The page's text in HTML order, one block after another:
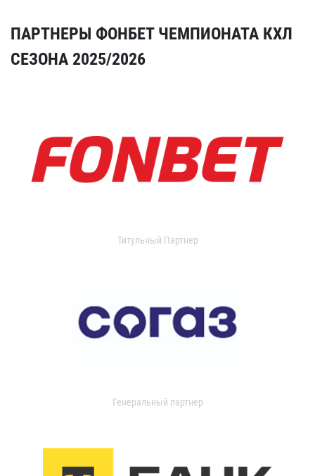
ПАРТНЕРЫ ФОНБЕТ ЧЕМПИОНАТА КХЛ
СЕЗОНА 2025/2026
Титульный Партнер
Генеральный партнер